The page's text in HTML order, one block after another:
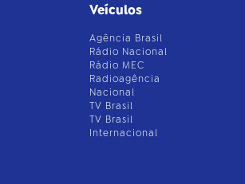
Veículos
Agência Brasil
Rádio Nacional
Rádio MEC
Radioagência
Nacional
TV Brasil
TV Brasil
Internacional